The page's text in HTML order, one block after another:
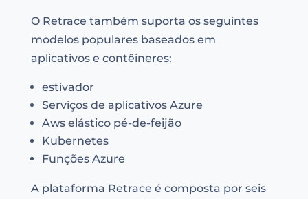
O Retrace também suporta os seguintes
modelos populares baseados em
aplicativos e contêineres:
estivador
Serviços de aplicativos Azure
Aws elástico pé-de-feijão
Kubernetes
Funções Azure
A plataforma Retrace é composta por seis